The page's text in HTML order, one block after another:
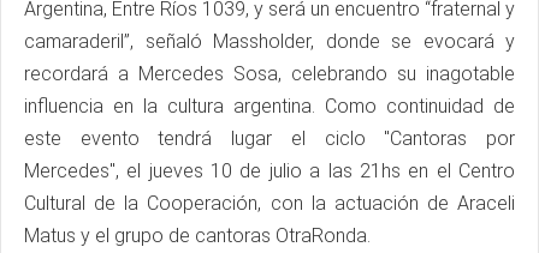
Argentina, Entre Ríos 1039, y será un encuentro “fraternal y
camaraderil”, señaló Massholder, donde se evocará y
recordará a Mercedes Sosa, celebrando su inagotable
influencia en la cultura argentina. Como continuidad de
este evento tendrá lugar el ciclo "Cantoras por
Mercedes", el jueves 10 de julio a las 21hs en el Centro
Cultural de la Cooperación, con la actuación de Araceli
Matus y el grupo de cantoras OtraRonda.